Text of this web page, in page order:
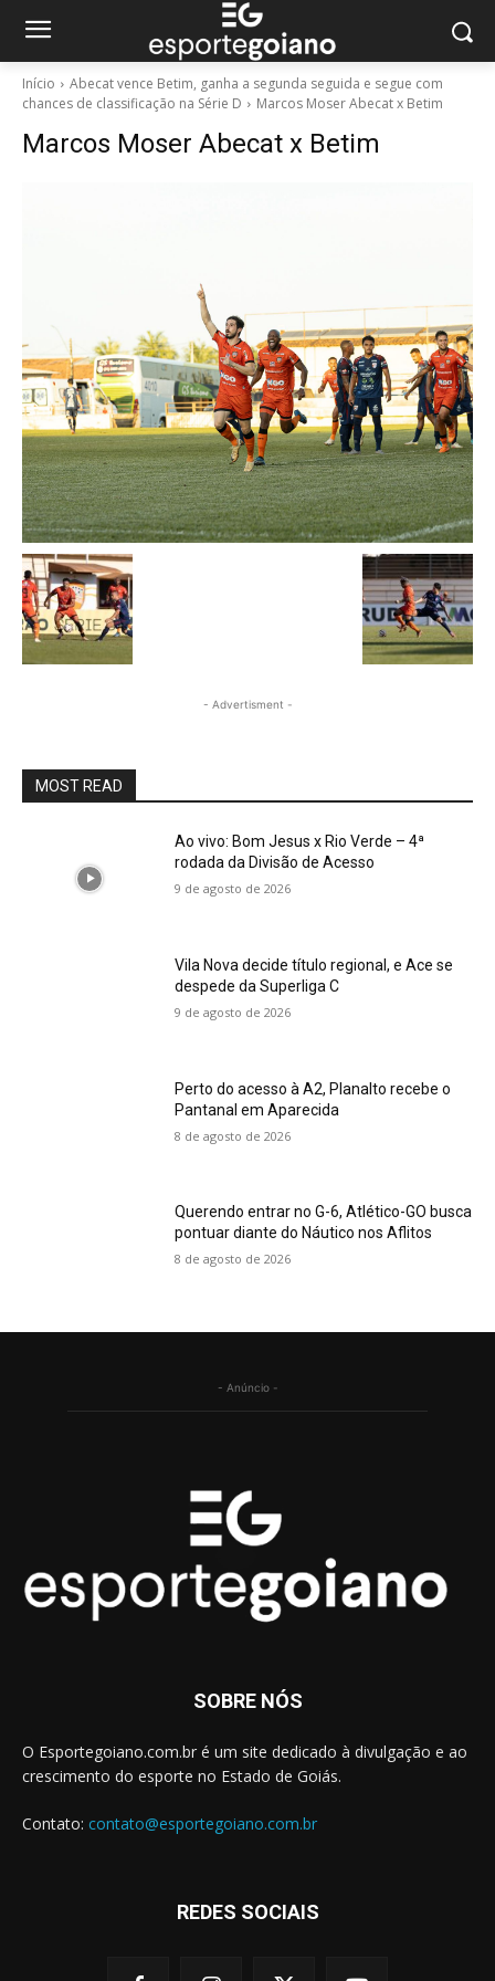
Início
Abecat vence Betim, ganha a segunda seguida e segue com
chances de classificação na Série D
Marcos Moser Abecat x Betim
Marcos Moser Abecat x Betim
- Advertisment -
MOST READ
Ao vivo: Bom Jesus x Rio Verde – 4ª
rodada da Divisão de Acesso
9 de agosto de 2026
Vila Nova decide título regional, e Ace se
despede da Superliga C
9 de agosto de 2026
Perto do acesso à A2, Planalto recebe o
Pantanal em Aparecida
8 de agosto de 2026
Querendo entrar no G-6, Atlético-GO busca
pontuar diante do Náutico nos Aflitos
8 de agosto de 2026
- Anúncio -
SOBRE NÓS
O Esportegoiano.com.br é um site dedicado à divulgação e ao
crescimento do esporte no Estado de Goiás.
Contato: contato@esportegoiano.com.br
REDES SOCIAIS